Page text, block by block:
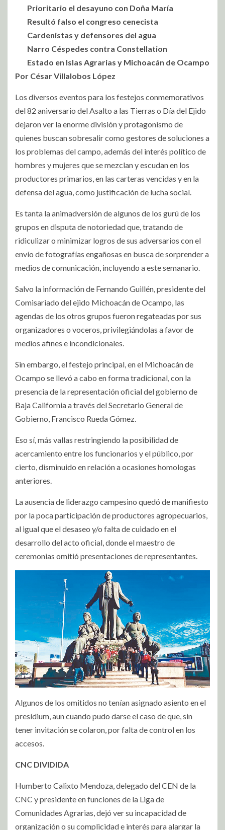
Prioritario el desayuno con Doña María
Resultó falso el congreso cenecista
Cardenistas y defensores del agua
Narro Céspedes contra Constellation
Estado en Islas Agrarias y Michoacán de Ocampo
Por César Villalobos López
Los diversos eventos para los festejos conmemorativos
del 82 aniversario del Asalto a las Tierras o Día del Ejido
dejaron ver la enorme división y protagonismo de
quienes buscan sobresalir como gestores de soluciones a
los problemas del campo, además del interés político de
hombres y mujeres que se mezclan y escudan en los
productores primarios, en las carteras vencidas y en la
defensa del agua, como justificación de lucha social.
Es tanta la animadversión de algunos de los gurú de los
grupos en disputa de notoriedad que, tratando de
ridiculizar o minimizar logros de sus adversarios con el
envío de fotografías engañosas en busca de sorprender a
medios de comunicación, incluyendo a este semanario.
Salvo la información de Fernando Guillén, presidente del
Comisariado del ejido Michoacán de Ocampo, las
agendas de los otros grupos fueron regateadas por sus
organizadores o voceros, privilegiándolas a favor de
medios afines e incondicionales.
Sin embargo, el festejo principal, en el Michoacán de
Ocampo se llevó a cabo en forma tradicional, con la
presencia de la representación oficial del gobierno de
Baja California a través del Secretario General de
Gobierno, Francisco Rueda Gómez.
Eso sí, más vallas restringiendo la posibilidad de
acercamiento entre los funcionarios y el público, por
cierto, disminuido en relación a ocasiones homologas
anteriores.
La ausencia de liderazgo campesino quedó de manifiesto
por la poca participación de productores agropecuarios,
al igual que el desaseo y/o falta de cuidado en el
desarrollo del acto oficial, donde el maestro de
ceremonias omitió presentaciones de representantes.
Algunos de los omitidos no tenían asignado asiento en el
presídium, aun cuando pudo darse el caso de que, sin
tener invitación se colaron, por falta de control en los
accesos.
CNC DIVIDIDA
Humberto Calixto Mendoza, delegado del CEN de la
CNC y presidente en funciones de la Liga de
Comunidades Agrarias, dejó ver su incapacidad de
organización o su complicidad e interés para alargar la